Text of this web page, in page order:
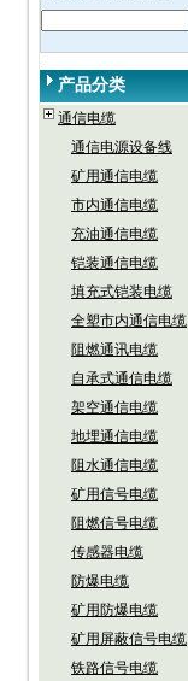
产品分类
通信电缆
通信电源设备线
矿用通信电缆
市内通信电缆
充油通信电缆
铠装通信电缆
填充式铠装电缆
全塑市内通信电缆
阻燃通讯电缆
自承式通信电缆
架空通信电缆
地埋通信电缆
阻水通信电缆
矿用信号电缆
阻燃信号电缆
传感器电缆
防爆电缆
矿用防爆电缆
矿用屏蔽信号电缆
铁路信号电缆